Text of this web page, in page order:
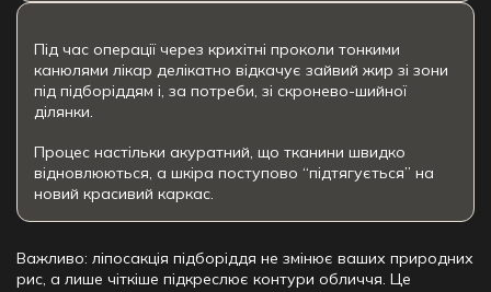
Під час операції через крихітні проколи тонкими
канюлями лікар делікатно відкачує зайвий жир зі зони
під підборіддям і, за потреби, зі скронево-шийної
ділянки.
Процес настільки акуратний, що тканини швидко
відновлюються, а шкіра поступово “підтягується” на
новий красивий каркас.
Важливо: ліпосакція підборіддя не змінює ваших природних
рис, а лише чіткіше підкреслює контури обличчя. Це